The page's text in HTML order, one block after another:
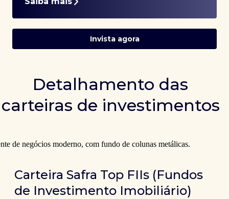
Invista agora
Detalhamento das
carteiras de investimentos
Carteira Safra Top FIIs (Fundos
de Investimento Imobiliário)